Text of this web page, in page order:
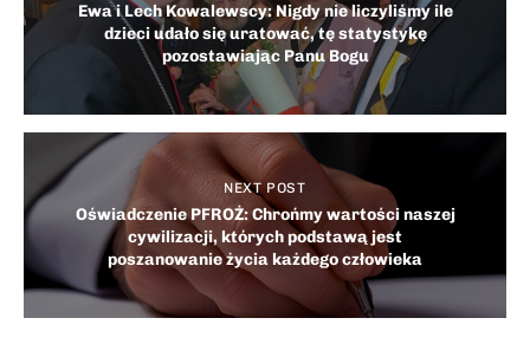
Ewa i Lech Kowalewscy: Nigdy nie liczyliśmy ile
dzieci udało się uratować, tę statystykę
pozostawiając Panu Bogu
NEXT POST
Oświadczenie PFROŻ: Chrońmy wartości naszej
cywilizacji, których podstawą jest
poszanowanie życia każdego człowieka